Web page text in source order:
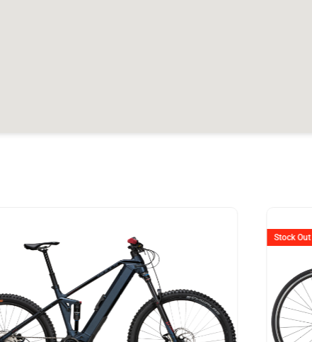
Preis
war:
CHF 4'999CHF 3'999.
Stock Out